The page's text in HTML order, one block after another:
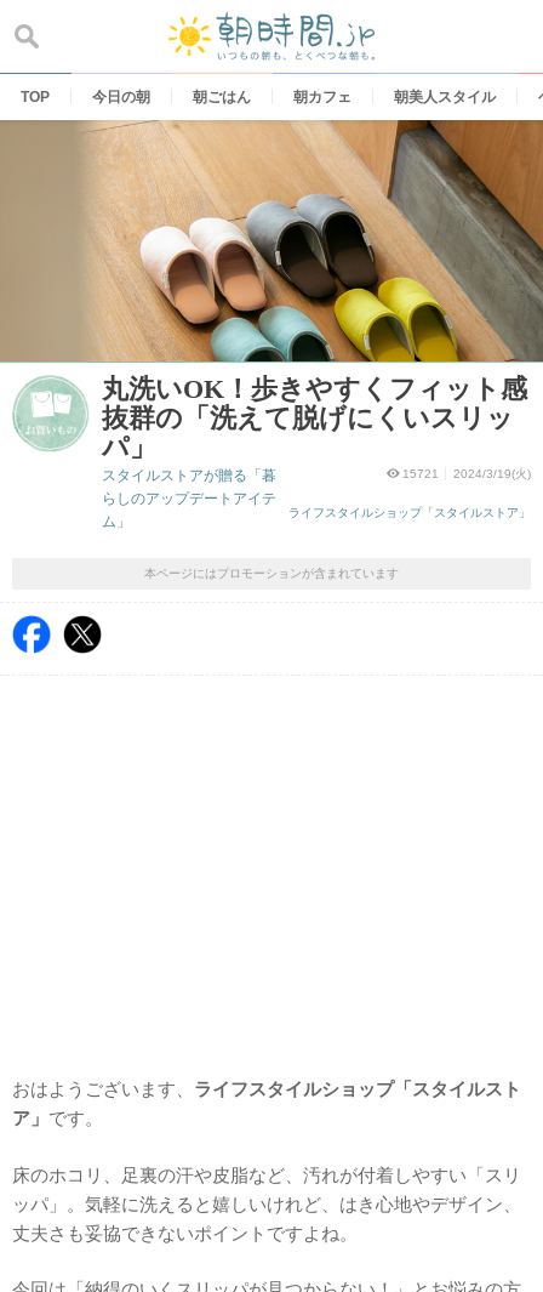
content
TOP 今日の朝 朝ごはん 朝カフェ 朝美人スタイル
丸洗いOK！歩きやすくフィット感
抜群の「洗えて脱げにくいスリッ
パ」
15721 2024/3/19(火)
ライフスタイルショップ「スタイルストア」
スタイルストアが贈る「暮
らしのアップデートアイテ
ム」
本ページにはプロモーションが含まれています
おはようございます、 ライフスタイルショップ「スタイルスト
ア」 です。
床のホコリ、足裏の汗や皮脂など、汚れが付着しやすい「スリ
ッパ」。気軽に洗えると嬉しいけれど、はき心地やデザイン、
丈夫さも妥協できないポイントですよね。